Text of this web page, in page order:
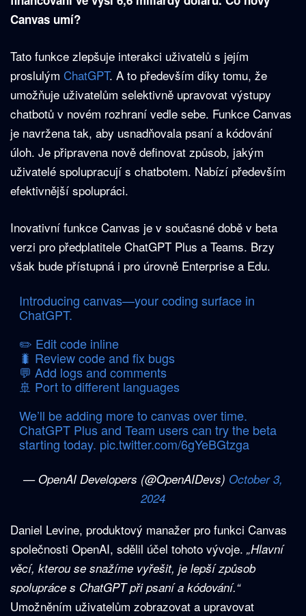
Canvas umí?
Tato funkce zlepšuje interakci uživatelů s jejím
proslulým ChatGPT. A to především díky tomu, že
umožňuje uživatelům selektivně upravovat výstupy
chatbotů v novém rozhraní vedle sebe. Funkce Canvas
je navržena tak, aby usnadňovala psaní a kódování
úloh. Je připravena nově definovat způsob, jakým
uživatelé spolupracují s chatbotem. Nabízí především
efektivnější spolupráci.
Inovativní funkce Canvas je v současné době v beta
verzi pro předplatitele ChatGPT Plus a Teams. Brzy
však bude přístupná i pro úrovně Enterprise a Edu.
Introducing canvas—your coding surface in
ChatGPT.
✏️ Edit code inline
🐛 Review code and fix bugs
💬 Add logs and comments
🚢 Port to different languages
We’ll be adding more to canvas over time.
ChatGPT Plus and Team users can try the beta
starting today. pic.twitter.com/6gYeBGtzga
— OpenAI Developers (@OpenAIDevs) October 3,
2024
Daniel Levine, produktový manažer pro funkci Canvas
společnosti OpenAI, sdělil účel tohoto vývoje. „Hlavní
věcí, kterou se snažíme vyřešit, je lepší způsob
spolupráce s ChatGPT při psaní a kódování.“
Umožněním uživatelům zobrazovat a upravovat